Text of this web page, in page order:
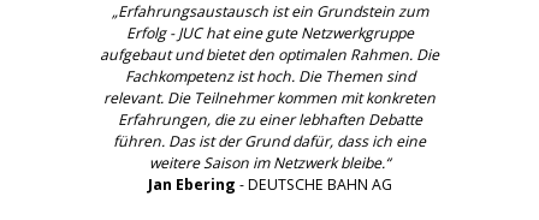
„Erfahrungsaustausch ist ein Grundstein zum
Erfolg - JUC hat eine gute Netzwerkgruppe
aufgebaut und bietet den optimalen Rahmen. Die
Fachkompetenz ist hoch. Die Themen sind
relevant. Die Teilnehmer kommen mit konkreten
Erfahrungen, die zu einer lebhaften Debatte
führen. Das ist der Grund dafür, dass ich eine
weitere Saison im Netzwerk bleibe.“
Jan Ebering - DEUTSCHE BAHN AG